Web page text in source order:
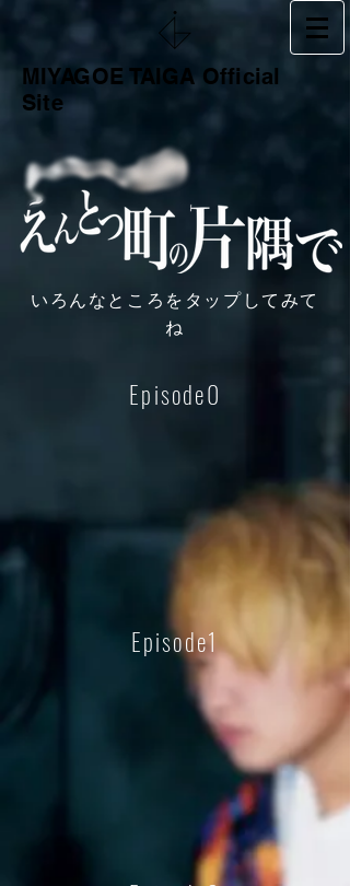
MIYAGOE TAIGA Official
Site
いろんなところをタップしてみて
ね
Episode0
Episode1